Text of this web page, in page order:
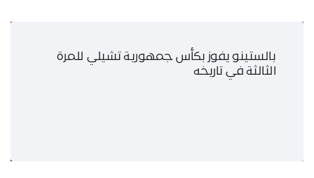
بالستينو يفوز بكأس جمهورية تشيلي للمرة
الثالثة في تاريخه